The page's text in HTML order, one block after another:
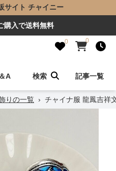
サイト チャイニー
購入で送料無料
0 0
A 検索 記事一覧
りの一覧 › チャイナ服 龍鳳吉祥